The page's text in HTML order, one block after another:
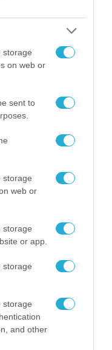
storage
on web or
sent to
storage
web or
storage
or app.
storage
storage
and other
ευρώ στις